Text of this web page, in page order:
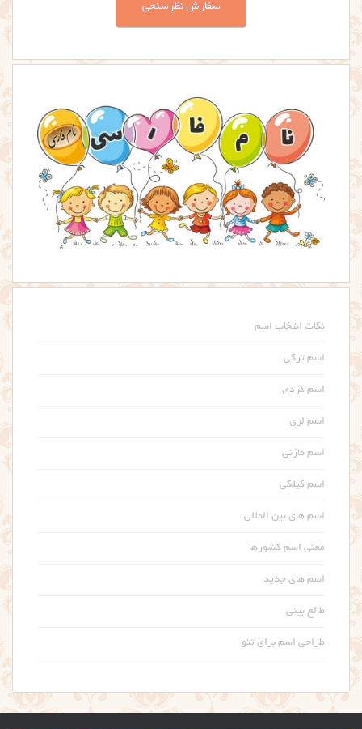
سفارش نظرسنجی
نکات انتخاب اسم
اسم ترکی
اسم کردی
اسم لری
اسم مازنی
اسم گیلکی
اسم های بین المللی
معنی اسم کشورها
اسم های جدید
طالع بینی
طراحی اسم برای تتو